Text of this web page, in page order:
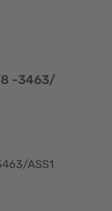
8 -3463/
ASS1